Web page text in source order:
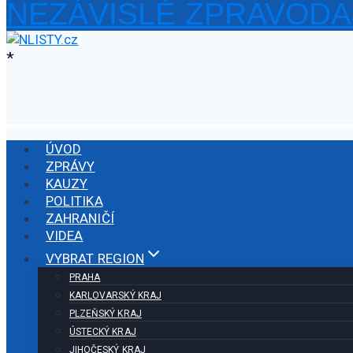
Přeskočit
na
obsah
NEZÁVISLÉ
*
ÚVOD
ZPRÁVY
KAUZY
POLITIKA
ZAHRANIČÍ
VIDEA
VYBRAT REGION
PRAHA
KARLOVARSKÝ KRAJ
PLZEŇSKÝ KRAJ
ÚSTECKÝ KRAJ
JIHOČESKÝ KRAJ